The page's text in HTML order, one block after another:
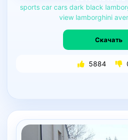
sports car cars dark black
view lamborghini
Скачать
5884